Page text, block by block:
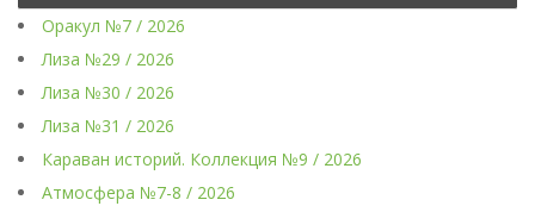
Оракул №7 / 2026
Лиза №29 / 2026
Лиза №30 / 2026
Лиза №31 / 2026
Караван историй. Коллекция №9 / 2026
Атмосфера №7-8 / 2026